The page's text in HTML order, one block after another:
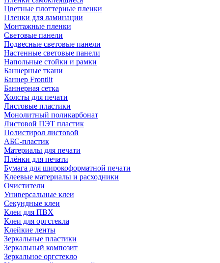
Цветные плоттерные пленки
Пленки для ламинации
Монтажные пленки
Световые панели
Подвесные световые панели
Настенные световые панели
Напольные стойки и рамки
Баннерные ткани
Баннер Frontlit
Баннерная сетка
Холсты для печати
Листовые пластики
Монолитный поликарбонат
Листовой ПЭТ пластик
Полистирол листовой
АБС-пластик
Материалы для печати
Плёнки для печати
Бумага для широкоформатной печати
Клеевые материалы и расходники
Очистители
Универсальные клеи
Секундные клеи
Клеи для ПВХ
Клеи для оргстекла
Клейкие ленты
Зеркальные пластики
Зеркальный композит
Зеркальное оргстекло